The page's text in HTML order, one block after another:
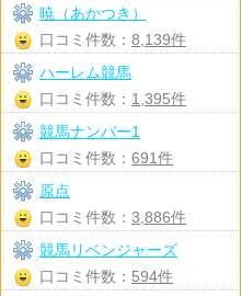
暁（あかつき）
口コミ件数： 8,139件
ハーレム競馬
口コミ件数： 1,395件
競馬ナンバー1
口コミ件数： 691件
原点
口コミ件数： 3,886件
競馬リベンジャーズ
口コミ件数： 594件